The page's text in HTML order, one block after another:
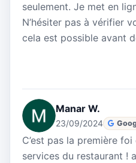
seulement. Je met en
N’hésiter pas à vérifier
cela est possible avant
Manar W.
23/09/2024
C’est pas la première
services du restaurant !